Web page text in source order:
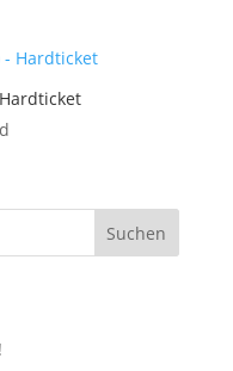
Suchen